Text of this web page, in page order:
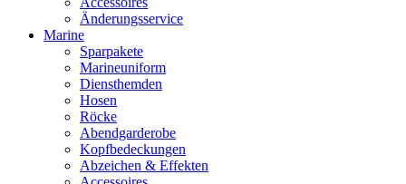
Änderungsservice
Marine
Sparpakete
Marineuniform
Diensthemden
Hosen
Röcke
Abendgarderobe
Kopfbedeckungen
Abzeichen & Effekten